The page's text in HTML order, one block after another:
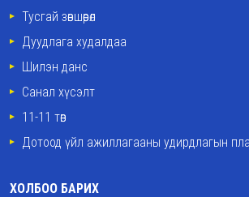
Тусгай зөвшөөрөл
Дуудлага худалдаа
Шилэн данс
Санал хүсэлт
11-11 төв
Дотоод үйл ажиллагааны удирдлагын
ХОЛБОО БАРИХ